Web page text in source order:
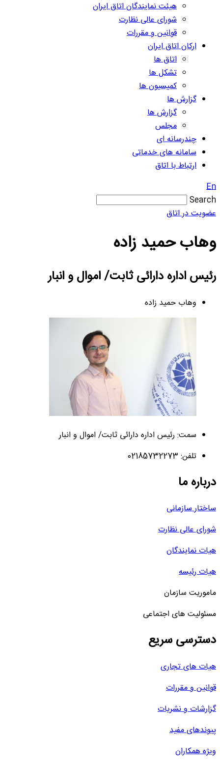
هیئت نمایندگان اتاق ایران
شورای عالی نظارت
قوانین و مقررات
ارکان اتاق ایران
اتاق ها
تشکل ها
کمیسیون ها
گزارش ها
گزارش ها
مجلس
چندرسانه ای
سامانه های خدماتی
ارتباط با اتاق
En
Search
عضویت در اتاق
وهاب حمید زاده
رئیس اداره دارائی ثابت/ اموال و انبار
وهاب حمید زاده
سمت: رئیس اداره دارائی ثابت/ اموال و انبار
تلفن: 02185732273
درباره ما
ساختار سازمانی
شورای عالی نظارت
هیات نمایندگان
هیات رئیسه
ماموریت سازمان
مسئولیت های اجتماعی
دسترسی سریع
هیات های تجاری
قوانین و مقررات
گزارشات و نشریات
پیوندهای مفید
ویژه همکاران